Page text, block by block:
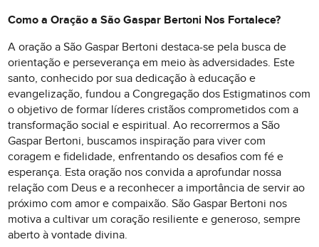
Como a Oração a São Gaspar Bertoni Nos Fortalece?
A oração a São Gaspar Bertoni destaca-se pela busca de
orientação e perseverança em meio às adversidades. Este
santo, conhecido por sua dedicação à educação e
evangelização, fundou a Congregação dos Estigmatinos com
o objetivo de formar líderes cristãos comprometidos com a
transformação social e espiritual. Ao recorrermos a São
Gaspar Bertoni, buscamos inspiração para viver com
coragem e fidelidade, enfrentando os desafios com fé e
esperança. Esta oração nos convida a aprofundar nossa
relação com Deus e a reconhecer a importância de servir ao
próximo com amor e compaixão. São Gaspar Bertoni nos
motiva a cultivar um coração resiliente e generoso, sempre
aberto à vontade divina.